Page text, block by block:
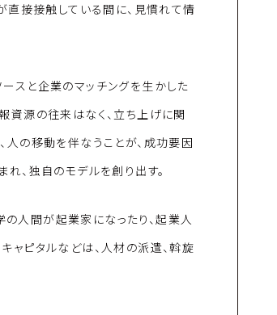
直接接触している間に、見慣れて情
スと企業のマッチングを生かした
資源の往来はなく、立ち上げに関
人の移動を伴なうことが、成功要因
れ、独自のモデルを創り出す。
人間が起業家になったり、起業人
ャピタルなどは、人材の派遣、斡旋